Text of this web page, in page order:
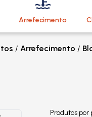
Arrefecimento
/ Arrefecimento /
Produtos por